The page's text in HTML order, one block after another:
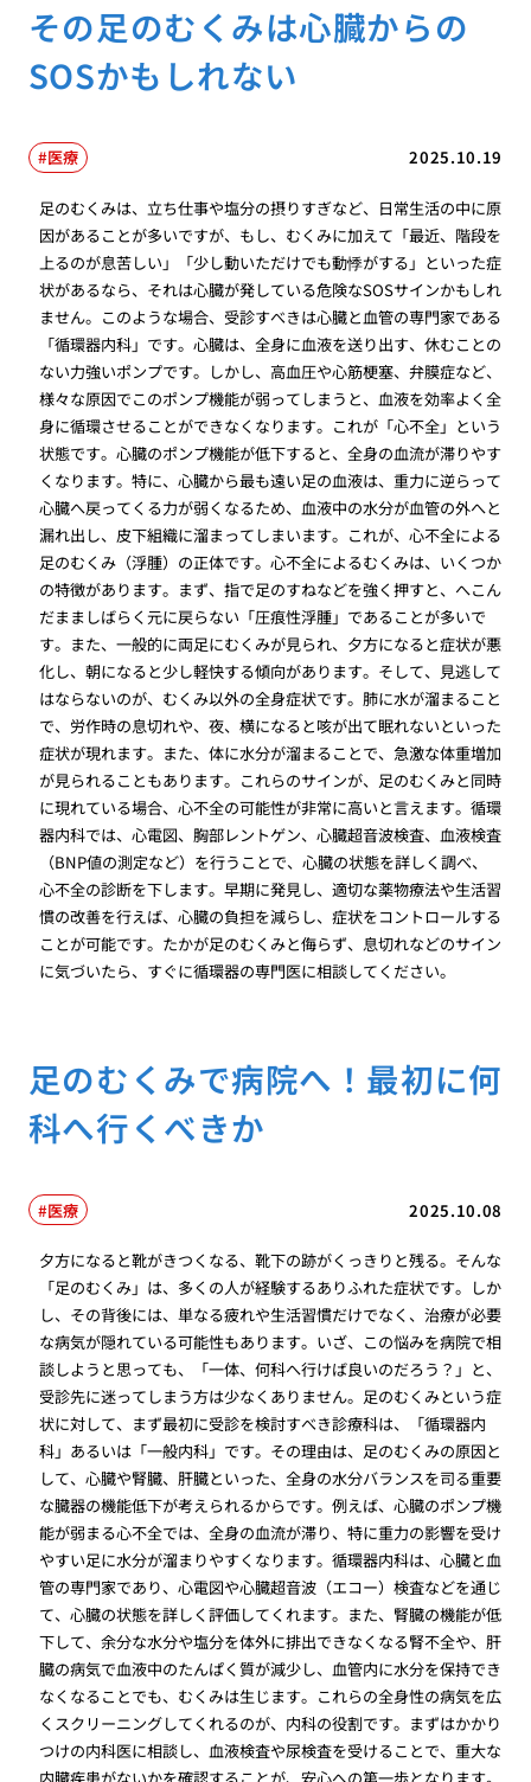
その足のむくみは心臓からの
SOSかもしれない
2025.10.19
医療
足のむくみは、立ち仕事や塩分の摂りすぎなど、日常生活の中に原
因があることが多いですが、もし、むくみに加えて「最近、階段を
上るのが息苦しい」「少し動いただけでも動悸がする」といった症
状があるなら、それは心臓が発している危険なSOSサインかもしれ
ません。このような場合、受診すべきは心臓と血管の専門家である
「循環器内科」です。心臓は、全身に血液を送り出す、休むことの
ない力強いポンプです。しかし、高血圧や心筋梗塞、弁膜症など、
様々な原因でこのポンプ機能が弱ってしまうと、血液を効率よく全
身に循環させることができなくなります。これが「心不全」という
状態です。心臓のポンプ機能が低下すると、全身の血流が滞りやす
くなります。特に、心臓から最も遠い足の血液は、重力に逆らって
心臓へ戻ってくる力が弱くなるため、血液中の水分が血管の外へと
漏れ出し、皮下組織に溜まってしまいます。これが、心不全による
足のむくみ（浮腫）の正体です。心不全によるむくみは、いくつか
の特徴があります。まず、指で足のすねなどを強く押すと、へこん
だまましばらく元に戻らない「圧痕性浮腫」であることが多いで
す。また、一般的に両足にむくみが見られ、夕方になると症状が悪
化し、朝になると少し軽快する傾向があります。そして、見逃して
はならないのが、むくみ以外の全身症状です。肺に水が溜まること
で、労作時の息切れや、夜、横になると咳が出て眠れないといった
症状が現れます。また、体に水分が溜まることで、急激な体重増加
が見られることもあります。これらのサインが、足のむくみと同時
に現れている場合、心不全の可能性が非常に高いと言えます。循環
器内科では、心電図、胸部レントゲン、心臓超音波検査、血液検査
（BNP値の測定など）を行うことで、心臓の状態を詳しく調べ、
心不全の診断を下します。早期に発見し、適切な薬物療法や生活習
慣の改善を行えば、心臓の負担を減らし、症状をコントロールする
ことが可能です。たかが足のむくみと侮らず、息切れなどのサイン
に気づいたら、すぐに循環器の専門医に相談してください。
足のむくみで病院へ！最初に何
科へ行くべきか
2025.10.08
医療
夕方になると靴がきつくなる、靴下の跡がくっきりと残る。そんな
「足のむくみ」は、多くの人が経験するありふれた症状です。しか
し、その背後には、単なる疲れや生活習慣だけでなく、治療が必要
な病気が隠れている可能性もあります。いざ、この悩みを病院で相
談しようと思っても、「一体、何科へ行けば良いのだろう？」と、
受診先に迷ってしまう方は少なくありません。足のむくみという症
状に対して、まず最初に受診を検討すべき診療科は、「循環器内
科」あるいは「一般内科」です。その理由は、足のむくみの原因と
して、心臓や腎臓、肝臓といった、全身の水分バランスを司る重要
な臓器の機能低下が考えられるからです。例えば、心臓のポンプ機
能が弱まる心不全では、全身の血流が滞り、特に重力の影響を受け
やすい足に水分が溜まりやすくなります。循環器内科は、心臓と血
管の専門家であり、心電図や心臓超音波（エコー）検査などを通じ
て、心臓の状態を詳しく評価してくれます。また、腎臓の機能が低
下して、余分な水分や塩分を体外に排出できなくなる腎不全や、肝
臓の病気で血液中のたんぱく質が減少し、血管内に水分を保持でき
なくなることでも、むくみは生じます。これらの全身性の病気を広
くスクリーニングしてくれるのが、内科の役割です。まずはかかり
つけの内科医に相談し、血液検査や尿検査を受けることで、重大な